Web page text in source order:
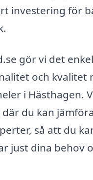
investering för
gör vi det
och kvalitet
i Hästhagen.
du kan jämföra
så att du
just dina behov